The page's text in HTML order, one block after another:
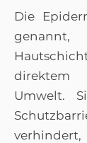
Die
Umwelt.